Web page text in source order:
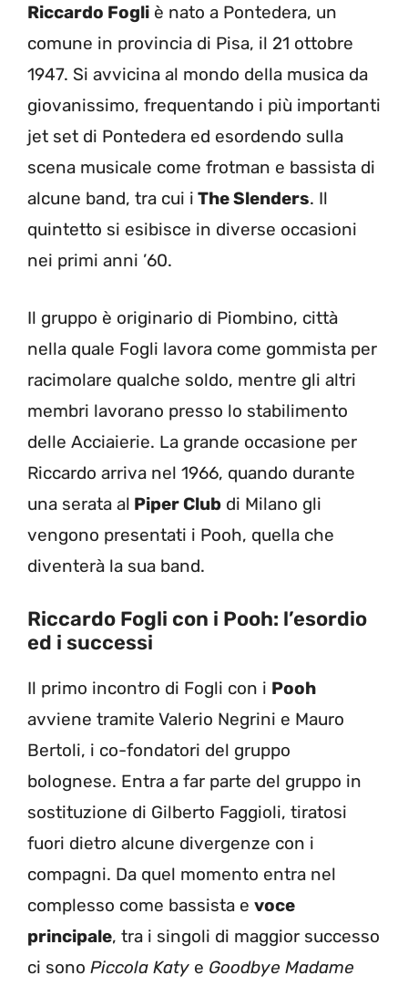
Riccardo Fogli è nato a Pontedera, un
comune in provincia di Pisa, il 21 ottobre
1947. Si avvicina al mondo della musica da
giovanissimo, frequentando i più importanti
jet set di Pontedera ed esordendo sulla
scena musicale come frotman e bassista di
alcune band, tra cui i The Slenders. Il
quintetto si esibisce in diverse occasioni
nei primi anni ’60.
Il gruppo è originario di Piombino, città
nella quale Fogli lavora come gommista per
racimolare qualche soldo, mentre gli altri
membri lavorano presso lo stabilimento
delle Acciaierie. La grande occasione per
Riccardo arriva nel 1966, quando durante
una serata al Piper Club di Milano gli
vengono presentati i Pooh, quella che
diventerà la sua band.
Riccardo Fogli con i Pooh: l’esordio
ed i successi
Il primo incontro di Fogli con i Pooh
avviene tramite Valerio Negrini e Mauro
Bertoli, i co-fondatori del gruppo
bolognese. Entra a far parte del gruppo in
sostituzione di Gilberto Faggioli, tiratosi
fuori dietro alcune divergenze con i
compagni. Da quel momento entra nel
complesso come bassista e voce
principale, tra i singoli di maggior successo
ci sono Piccola Katy e Goodbye Madame